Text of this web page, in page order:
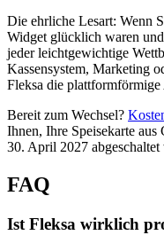
Die ehrliche Lesart: Wenn
Widget glücklich waren
jeder leichtgewichtige
Kassensystem, Marketing
Fleksa die
Bereit zum Wechsel?
Ihnen, Ihre Speisekarte
30. April 2027 abgeschaltet
FAQ
Ist Fleksa wirklich